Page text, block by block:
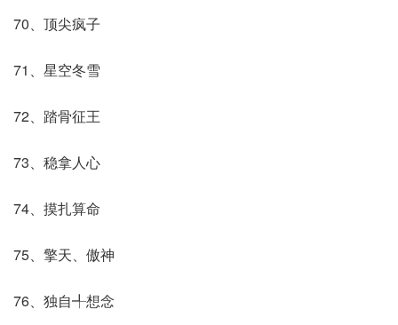
70、顶尖疯子
71、星空冬雪
72、踏骨征王
73、稳拿人心
74、摸扎算命
75、擎天、傲神
76、独自╃想念